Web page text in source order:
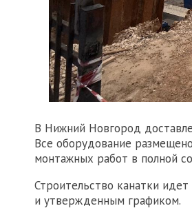
В Нижний Новгород
Все оборудование
монтажных работ в полной
Строительство канатки
и утвержденным графиком.